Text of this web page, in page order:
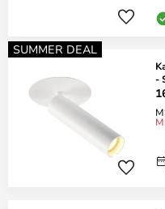
SUMMER DEAL
-